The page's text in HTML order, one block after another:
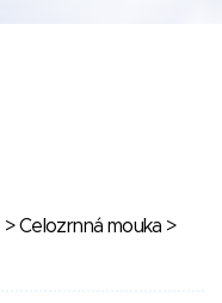
>Celozrnná mouka >